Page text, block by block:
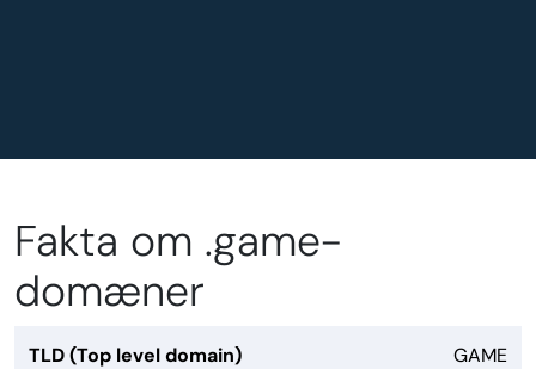
Fakta om .game-
domæner
TLD (Top level domain) GAME